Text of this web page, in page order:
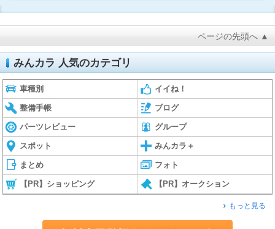
ページの先頭へ ▲
みんカラ 人気のカテゴリ
車種別 イイね！
整備手帳 ブログ
パーツレビュー グループ
スポット みんカラ＋
まとめ フォト
【PR】ショッピング 【PR】オークション
もっと見る